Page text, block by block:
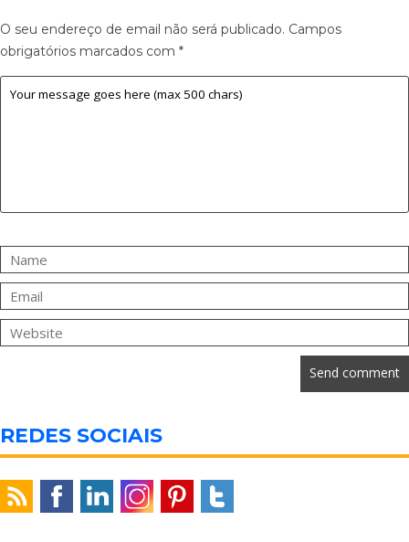
O seu endereço de email não será publicado. Campos
obrigatórios marcados com *
REDES SOCIAIS